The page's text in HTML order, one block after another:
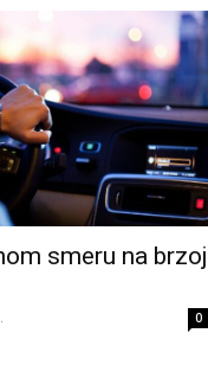
smeru na brzoj
0